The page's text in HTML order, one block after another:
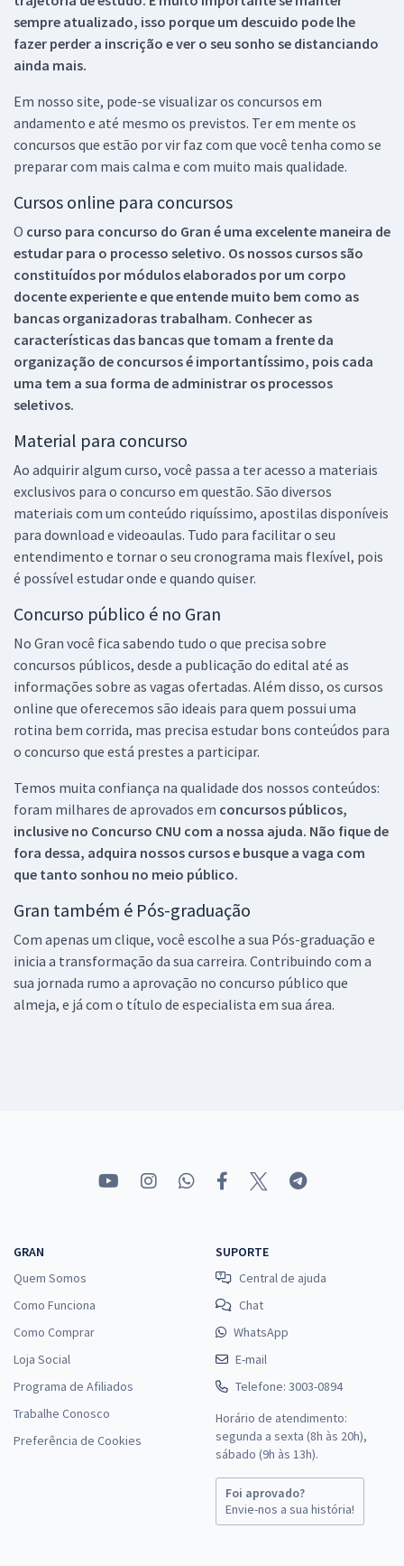
sempre atualizado, isso porque um descuido pode lhe
fazer perder a inscrição e ver o seu sonho se distanciando
ainda mais.
Em nosso site, pode-se visualizar os concursos em
andamento e até mesmo os previstos. Ter em mente os
concursos que estão por vir faz com que você tenha como se
preparar com mais calma e com muito mais qualidade.
Cursos online para concursos
O curso para concurso do Gran é uma excelente maneira de
estudar para o processo seletivo. Os nossos cursos são
constituídos por módulos elaborados por um corpo
docente experiente e que entende muito bem como as
bancas organizadoras trabalham. Conhecer as
características das bancas que tomam a frente da
organização de concursos é importantíssimo, pois cada
uma tem a sua forma de administrar os processos
seletivos.
Material para concurso
Ao adquirir algum curso, você passa a ter acesso a materiais
exclusivos para o concurso em questão. São diversos
materiais com um conteúdo riquíssimo, apostilas disponíveis
para download e videoaulas. Tudo para facilitar o seu
entendimento e tornar o seu cronograma mais flexível, pois
é possível estudar onde e quando quiser.
Concurso público é no Gran
No Gran você fica sabendo tudo o que precisa sobre
concursos públicos, desde a publicação do edital até as
informações sobre as vagas ofertadas. Além disso, os cursos
online que oferecemos são ideais para quem possui uma
rotina bem corrida, mas precisa estudar bons conteúdos para
o concurso que está prestes a participar.
Temos muita confiança na qualidade dos nossos conteúdos:
foram milhares de aprovados em concursos públicos,
inclusive no Concurso CNU com a nossa ajuda. Não fique de
fora dessa, adquira nossos cursos e busque a vaga com
que tanto sonhou no meio público.
Gran também é Pós-graduação
Com apenas um clique, você escolhe a sua Pós-graduação e
inicia a transformação da sua carreira. Contribuindo com a
sua jornada rumo a aprovação no concurso público que
almeja, e já com o título de especialista em sua área.
GRAN
Quem Somos
Como Funciona
Como Comprar
Loja Social
Programa de Afiliados
Trabalhe Conosco
Preferência de Cookies
SUPORTE
Central de ajuda
Chat
WhatsApp
E-mail
Telefone: 3003-0894
Horário de atendimento:
segunda a sexta (8h às 20h),
sábado (9h às 13h).
Foi aprovado?
Envie-nos a sua história!